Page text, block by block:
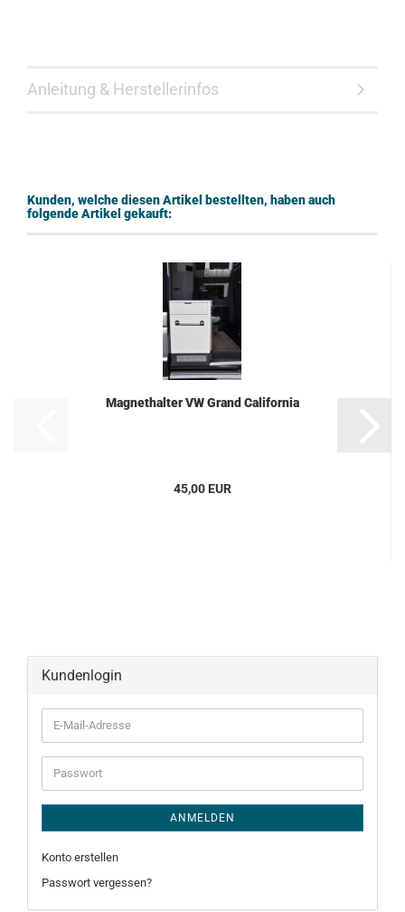
Anleitung & Herstellerinfos
Kunden, welche diesen Artikel bestellten, haben auch
folgende Artikel gekauft:
Magnethalter VW Grand California
45,00 EUR
Kundenlogin
E-
Mail-
Adresse
Passwort
ANMELDEN
Konto erstellen
Passwort vergessen?